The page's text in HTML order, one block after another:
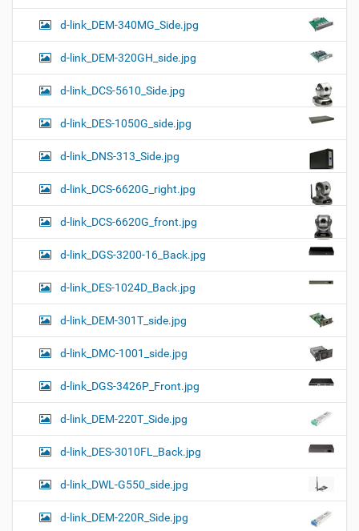
d-link_DEM-340MG_Side.jpg
d-link_DEM-320GH_side.jpg
d-link_DCS-5610_Side.jpg
d-link_DES-1050G_side.jpg
d-link_DNS-313_Side.jpg
d-link_DCS-6620G_right.jpg
d-link_DCS-6620G_front.jpg
d-link_DGS-3200-16_Back.jpg
d-link_DES-1024D_Back.jpg
d-link_DEM-301T_side.jpg
d-link_DMC-1001_side.jpg
d-link_DGS-3426P_Front.jpg
d-link_DEM-220T_Side.jpg
d-link_DES-3010FL_Back.jpg
d-link_DWL-G550_side.jpg
d-link_DEM-220R_Side.jpg